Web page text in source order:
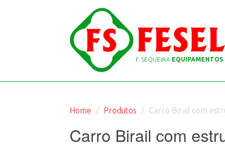
F. SEQUEIRA EQUIPAMENTOS
Home Produtos Carro Birail com
Carro Birail com